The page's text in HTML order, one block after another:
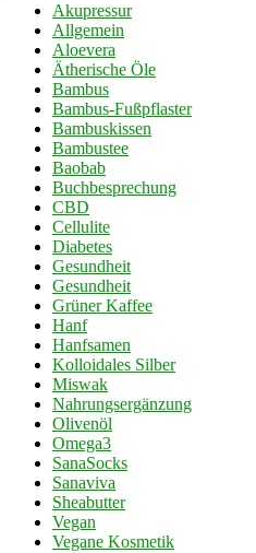
Akupressur
Allgemein
Aloevera
Ätherische Öle
Bambus
Bambus-Fußpflaster
Bambuskissen
Bambustee
Baobab
Buchbesprechung
CBD
Cellulite
Diabetes
Gesundheit
Gesundheit
Grüner Kaffee
Hanf
Hanfsamen
Kolloidales Silber
Miswak
Nahrungsergänzung
Olivenöl
Omega3
SanaSocks
Sanaviva
Sheabutter
Vegan
Vegane Kosmetik